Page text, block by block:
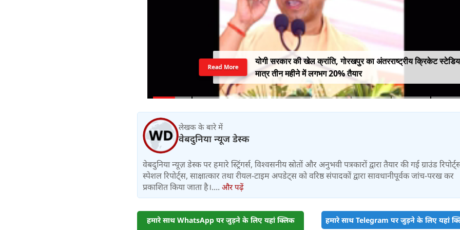
योगी सरकार की खेल क्रांति, गोरखपुर का अंतरराष्ट्रीय क्रिकेट
मात्र तीन महीने में लगभग 20% तैयार
Read More
लेखक के बारे में
वेबदुनिया न्यूज डेस्क
वेबदुनिया न्यूज़ डेस्क पर हमारे स्ट्रिंगर्स, विश्वसनीय स्रोतों और अनुभवी पत्रकारों द्वारा तैयार की गई ग्राउंड
स्पेशल रिपोर्ट्स, साक्षात्कार तथा रीयल-टाइम अपडेट्स को वरिष्ठ संपादकों द्वारा सावधानीपूर्वक जांच-परख कर
प्रकाशित किया जाता है।.... और पढ़ें
हमारे साथ WhatsApp पर जुड़ने के लिए यहां क्लिक हमारे साथ Telegram पर जुड़ने के लिए यहां